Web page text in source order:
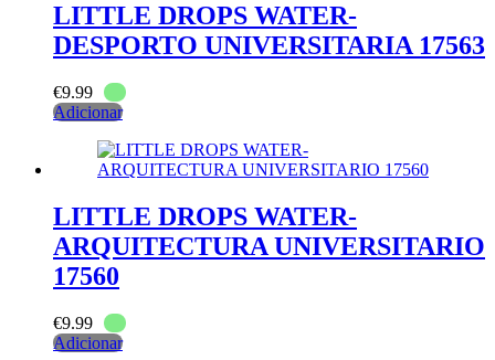
LITTLE DROPS WATER-
DESPORTO UNIVERSITARIA 17563
€9.99
Adicionar
LITTLE DROPS WATER-
ARQUITECTURA UNIVERSITARIO
17560
€9.99
Adicionar